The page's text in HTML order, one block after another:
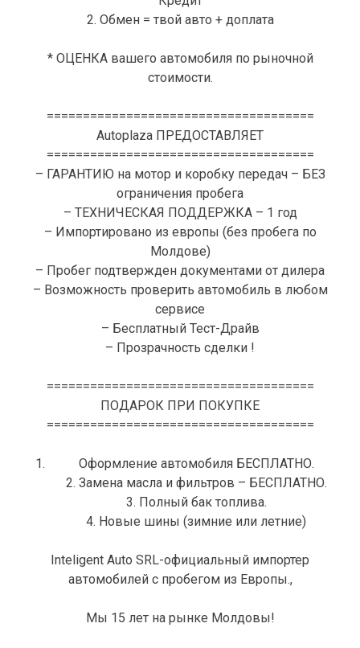
2. Обмен = твой авто + доплата
* ОЦЕНКА вашего автомобиля по рыночной
стоимости.
=====================================
Autoplaza ПРЕДОСТАВЛЯЕТ
=====================================
– ГАРАНТИЮ на мотор и коробку передач – БЕЗ
ограничения пробега
– ТЕХНИЧЕСКАЯ ПОДДЕРЖКА – 1 год
– Импортировано из европы (без пробега по
Молдове)
– Пробег подтвержден документами от дилера
– Возможность проверить автомобиль в любом
сервисе
– Бесплатный Тест-Драйв
– Прозрачность сделки !
=====================================
ПОДАРОК ПРИ ПОКУПКЕ
=====================================
Оформление автомобиля БЕСПЛАТНО.
2. Замена масла и фильтров – БЕСПЛАТНО.
3. Полный бак топлива.
4. Новые шины (зимние или летние)
Inteligent Auto SRL-официальный импортер
автомобилей с пробегом из Европы.,
Мы 15 лет на рынке Молдовы!